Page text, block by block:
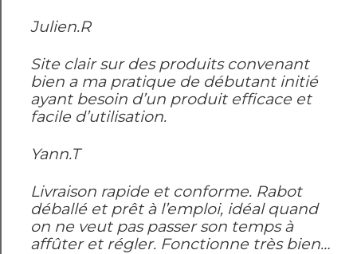
Julien.R
Site clair sur des produits convenant
bien a ma pratique de débutant initié
ayant besoin d’un produit efficace et
facile d’utilisation.
Yann.T
Livraison rapide et conforme. Rabot
déballé et prêt à l’emploi, idéal quand
on ne veut pas passer son temps à
affûter et régler. Fonctionne très bien…